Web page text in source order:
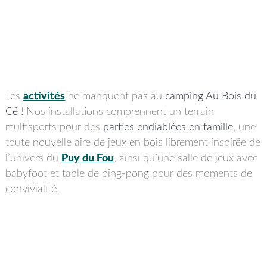
Les activitésne manquent pas au camping Au Bois du
Cé! Nos installations comprennent un terrain
multisports pour des parties endiablées en famille, une
toute nouvelle aire de jeux en bois librement inspirée de
l’univers du Puy du Fou , ainsi qu’une salle de jeux avec
babyfoot et table de ping-pong pour des moments de
convivialité.